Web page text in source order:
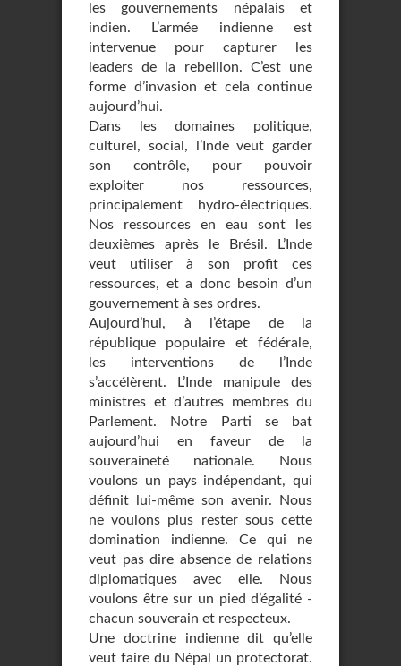
les gouvernements népalais et
indien. L’armée indienne est
intervenue pour capturer les
leaders de la rebellion. C’est une
forme d’invasion et cela continue
aujourd’hui.
Dans les domaines politique,
culturel, social, l’Inde veut garder
son contrôle, pour pouvoir
exploiter nos ressources,
principalement hydro-électriques.
Nos ressources en eau sont les
deuxièmes après le Brésil. L’Inde
veut utiliser à son profit ces
ressources, et a donc besoin d’un
gouvernement à ses ordres.
Aujourd’hui, à l’étape de la
république populaire et fédérale,
les interventions de l’Inde
s’accélèrent. L’Inde manipule des
ministres et d’autres membres du
Parlement. Notre Parti se bat
aujourd’hui en faveur de la
souveraineté nationale. Nous
voulons un pays indépendant, qui
définit lui-même son avenir. Nous
ne voulons plus rester sous cette
domination indienne. Ce qui ne
veut pas dire absence de relations
diplomatiques avec elle. Nous
voulons être sur un pied d’égalité -
chacun souverain et respecteux.
Une doctrine indienne dit qu’elle
veut faire du Népal un protectorat.